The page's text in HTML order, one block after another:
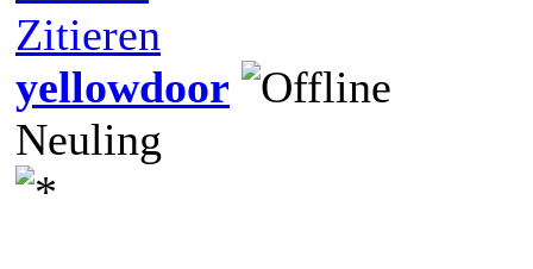
Zitieren
yellowdoor
Neuling